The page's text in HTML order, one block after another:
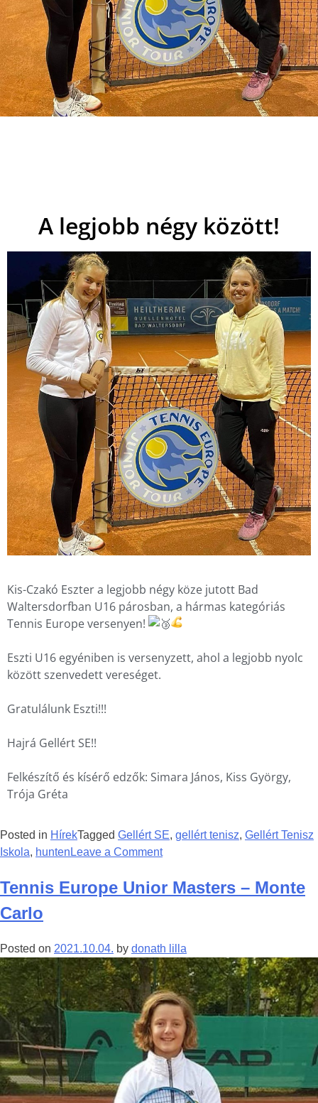
A legjobb négy között!
Kis-Czakó Eszter a legjobb négy köze jutott Bad
Waltersdorfban U16 párosban, a hármas kategóriás
Tennis Europe versenyen!
Eszti U16 egyéniben is versenyzett, ahol a legjobb nyolc
között szenvedett vereséget.
Gratulálunk Eszti!!!
Hajrá Gellért SE!!
Felkészítő és kísérő edzők: Simara János, Kiss György,
Trója Gréta
Posted in HírekTagged Gellért SE, gellért tenisz, Gellért Tenisz
Iskola, huntenLeave a Comment
Tennis Europe Unior Masters – Monte
Carlo
Posted on 2021.10.04. by donath lilla